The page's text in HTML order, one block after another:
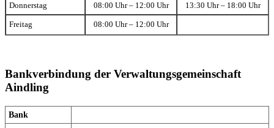
Donnerstag 08:00 Uhr – 12:00 Uhr 13:30 Uhr – 18:00 Uhr
Freitag 08:00 Uhr – 12:00 Uhr
Bankverbindung der Verwaltungsgemeinschaft
Aindling
Bank